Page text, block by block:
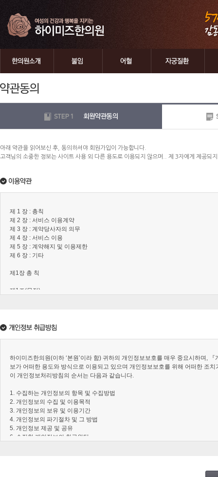
아래 약관을 읽어보신 후, 동의하셔야 회원가입이 가능합니다.
고객님의 소중한 정보는 사이트 사용 외 다른 용도로 이용되지 않으며.. 제 3자에게 제공되